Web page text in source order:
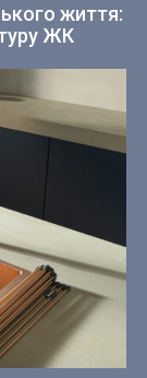
життя:
ЖК